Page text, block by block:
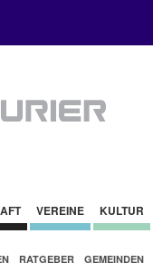
VEREINE KULTUR
RATGEBER GEMEINDEN